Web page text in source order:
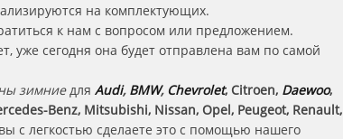
на комплектующих.
к нам с вопросом или предложением.
уже сегодня она будет отправлена вам по самой
зимниедля Audi, BMW, Chevrolet, Citroen, Daewoo,
Benz, Mitsubishi, Nissan, Opel, Peugeot, Renault,
вы с легкостью сделаете это с помощью нашего